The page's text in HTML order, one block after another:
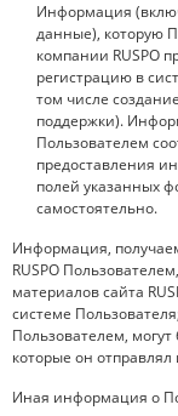
Информация
данные), которую
компании RUSPO
регистрацию в
том числе
поддержки).
Пользователем
предоставления
полей указанных
самостоятельно.
Информация,
RUSPO
материалов сайта
системе
Пользователем,
которые он отправлял
Иная информация о